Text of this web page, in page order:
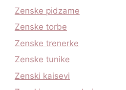
Zenske pidzame
Zenske torbe
Zenske trenerke
Zenske tunike
Zenski kaisevi